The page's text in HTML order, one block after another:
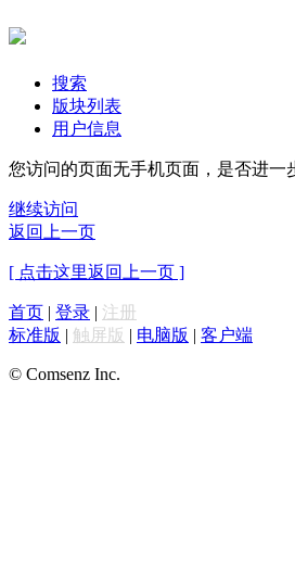
搜索
版块列表
用户信息
您访问的页面无手机页面，是否进一
继续访问
返回上一页
[ 点击这里返回上一页 ]
首页 | 登录 | 注册
标准版 | 触屏版 | 电脑版 | 客户端
© Comsenz Inc.